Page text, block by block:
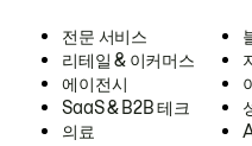
전문 서비스
리테일 & 이커머스
에이전시
SaaS & B2B 테크
의료